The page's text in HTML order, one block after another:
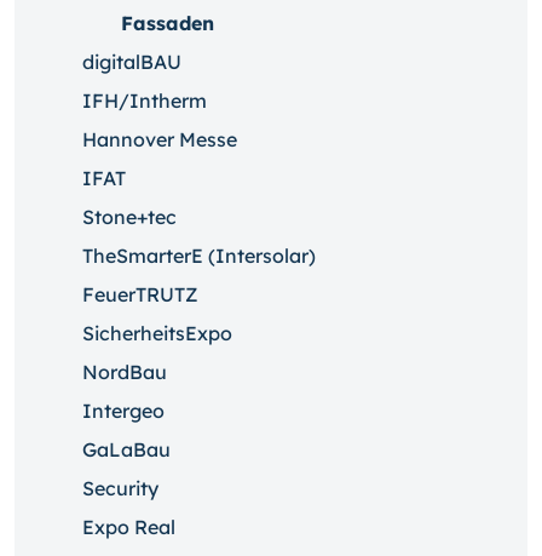
Fassaden
digitalBAU
IFH/Intherm
Hannover Messe
IFAT
Stone+tec
TheSmarterE (Intersolar)
FeuerTRUTZ
SicherheitsExpo
NordBau
Intergeo
GaLaBau
Security
Expo Real